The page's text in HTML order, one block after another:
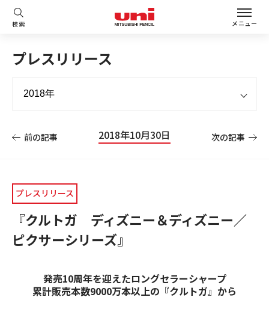
検索 メニュー
プレスリリース
前の記事 2018年10月30日 次の記事
プレスリリース
『クルトガ ディズニー＆ディズニー／
ピクサーシリーズ』
発売10周年を迎えたロングセラーシャープ
累計販売本数9000万本以上の『クルトガ』から